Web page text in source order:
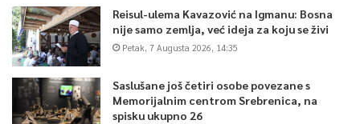
Reisul-ulema Kavazović na Igmanu: Bosna
nije samo zemlja, već ideja za koju se živi
Petak, 7 Augusta 2026, 14:35
Saslušane još četiri osobe povezane s
Memorijalnim centrom Srebrenica, na
spisku ukupno 26